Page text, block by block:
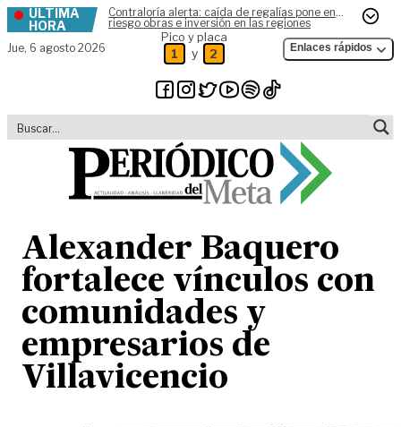
Skip to content
ÚLTIMA
HORA
Contraloría alerta: caída de regalías pone en
riesgo obras e inversión en las regiones
Jue, 6 agosto 2026
Pico y placa
1 y 2 Enlaces rápidos
Alexander Baquero
fortalece vínculos con
comunidades y
empresarios de
Villavicencio